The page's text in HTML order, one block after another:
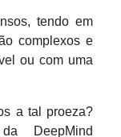
tendo em
complexos e
ou com uma
a tal proeza?
DeepMind